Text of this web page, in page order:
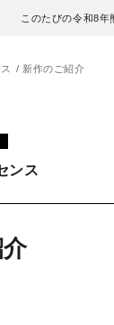
このたびの令和8年
新作のご紹介
ンス